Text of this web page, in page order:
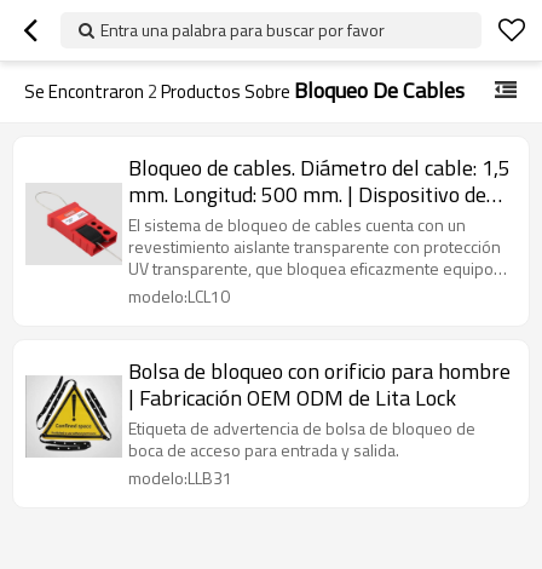
Entra una palabra para buscar por favor
Se Encontraron 2Productos Sobre Bloqueo De Cables
Bloqueo de cables. Diámetro del cable: 1,5
mm. Longitud: 500 mm. | Dispositivo de
bloqueo de cables universal OEM con
cerradura.
El sistema de bloqueo de cables cuenta con un
revestimiento aislante transparente con protección
UV transparente, que bloquea eficazmente equipos
irregulares.
modelo:LCL10
Bolsa de bloqueo con orificio para hombre
| Fabricación OEM ODM de Lita Lock
Etiqueta de advertencia de bolsa de bloqueo de
boca de acceso para entrada y salida.
modelo:LLB31